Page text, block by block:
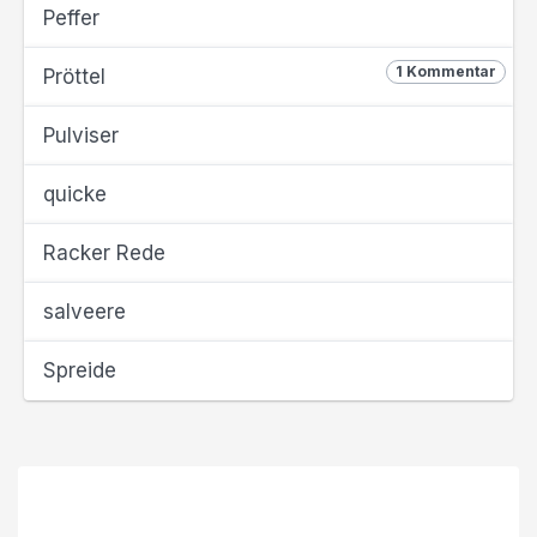
Peffer
1 Kommentar
Pröttel
Pulviser
quicke
Racker Rede
salveere
Spreide